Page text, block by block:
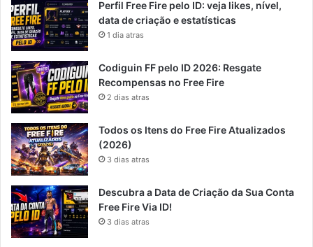
Perfil Free Fire pelo ID: veja likes, nível,
data de criação e estatísticas
1 dia atras
Codiguin FF pelo ID 2026: Resgate
Recompensas no Free Fire
2 dias atras
Todos os Itens do Free Fire Atualizados
(2026)
3 dias atras
Descubra a Data de Criação da Sua Conta
Free Fire Via ID!
3 dias atras